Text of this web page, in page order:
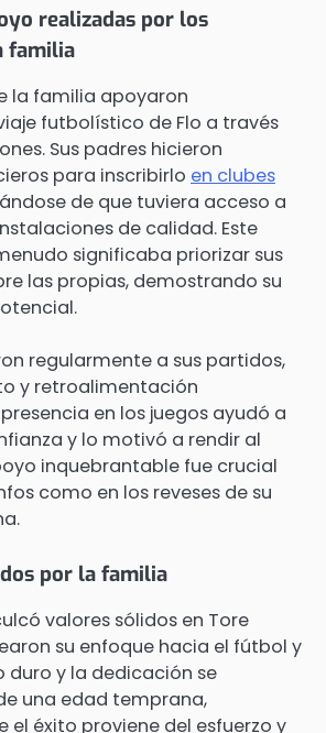
realizadas por los
familia
la familia apoyaron
futbolístico de Flo a través
Sus padres hicieron
para inscribirlo en clubes
de que tuviera acceso a
de calidad. Este
significaba priorizar sus
las propias, demostrando su
regularmente a sus partidos,
y retroalimentación
en los juegos ayudó a
y lo motivó a rendir al
inquebrantable fue crucial
como en los reveses de su
por la familia
valores sólidos en Tore
su enfoque hacia el fútbol y
duro y la dedicación se
una edad temprana,
el éxito proviene del esfuerzo y